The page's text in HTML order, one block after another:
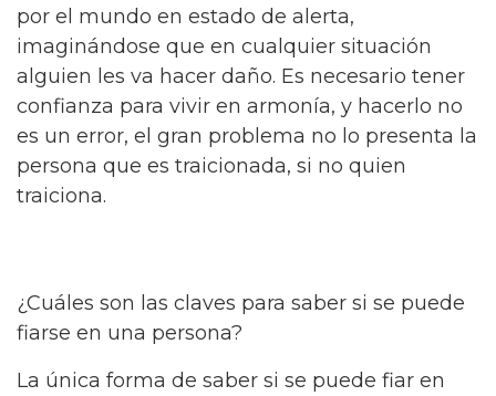
por el mundo en estado de alerta,
imaginándose que en cualquier situación
alguien les va hacer daño. Es necesario tener
confianza para vivir en armonía, y hacerlo no
es un error, el gran problema no lo presenta la
persona que es traicionada, si no quien
traiciona.
¿Cuáles son las claves para saber si se puede
fiarse en una persona?
La única forma de saber si se puede fiar en